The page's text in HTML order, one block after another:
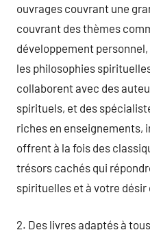
ouvrages couvrant une
couvrant des thèmes
développement
les philosophies
collaborent avec des
spirituels, et des
riches en enseignements,
offrent à la fois des
trésors cachés qui
spirituelles et à votre désir
2. Des livres adaptés à